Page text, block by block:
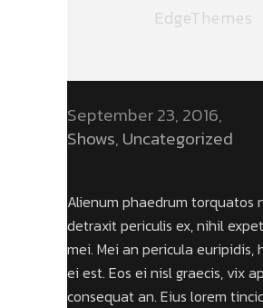
EdgeThemes
September 23, 2016
Shows, Uncategorized
Alienum phaedrum torquatos
detraxit periculis ex, nihil
mei. Mei an pericula euripidis,
ei est. Eos ei nisl graecis, vix
consequat an. Eius lorem